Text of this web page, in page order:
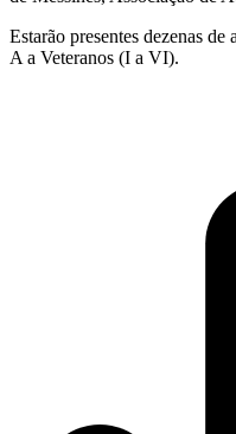
Estarão presentes dezenas
A a Veteranos (I a VI).